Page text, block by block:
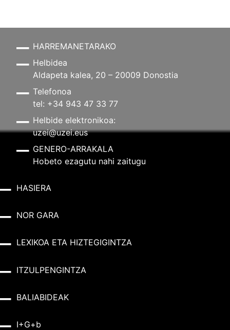
HARREMANETARAKO
Helbidea
Aldapeta kalea, 20 – 20009 Donostia
Telefonoa
tel: +34 943 47 33 77
Helbide elektronikoa:
uzei@uzei.eus
GENERO-ARRAKALA
Hobeto ezagutu nahi zaitugu
HASIERA
NOR GARA
LEXIKOA ETA HIZTEGIGINTZA
ITZULPENGINTZA
BALIABIDEAK
I+G+b